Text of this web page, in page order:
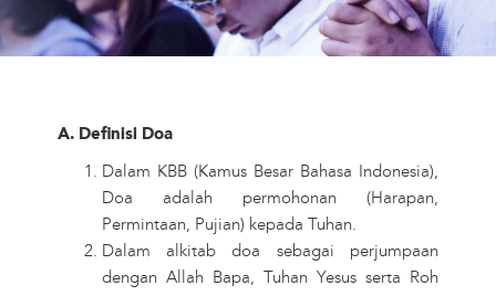
A. Definisi Doa
Dalam KBB (Kamus Besar Bahasa Indonesia),
Doa adalah permohonan (Harapan,
Permintaan, Pujian) kepada Tuhan.
Dalam alkitab doa sebagai perjumpaan
dengan Allah Bapa, Tuhan Yesus serta Roh